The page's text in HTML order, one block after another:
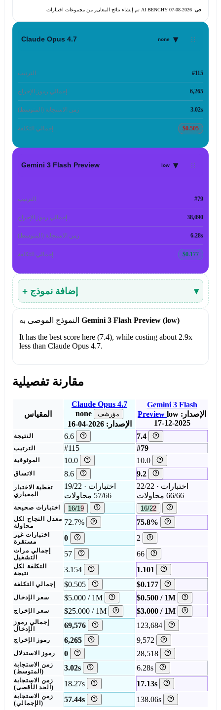
تم إنشاء نتائج المعايير من مجموعات اختبارات AI BENCHY في: 2026-08-07
Claude Opus 4.7 none ▾
الترتيب #115
إجمالي رموز الإخراج 6,265
زمن الاستجابة (المتوسط) 3.02s
إجمالي التكلفة $0.505
Gemini 3 Flash Preview low ▾
الترتيب #79
إجمالي رموز الإخراج 38,090
زمن الاستجابة (المتوسط) 6.28s
إجمالي التكلفة $0.177
+ إضافة نموذج ▾
النموذج الموصى به Gemini 3 Flash Preview (low)
It has the best score here (7.4), while costing about 2.9x
less than Claude Opus 4.7.
مقارنة تفصيلية
المقياس
Claude Opus 4.7
none
مؤرشف
الإصدار: 2026-04-16
Gemini 3 Flash
Preview low الإصدار:
2025-12-17
النتيجة 6.6 7.4
الترتيب #115 #79
الموثوقية 10.0 10.0
الاتساق 8.6 9.2
تغطية الاختبار
المعياري
19/22 اختبارات ·
57/66 محاولات
22/22 اختبارات ·
66/66 محاولات
اختبارات صحيحة 16/19 16/22
معدل النجاح لكل
محاولة
72.7% 75.8%
اختبارات غير
مستقرة
0 2
إجمالي مرات
التشغيل
57 66
التكلفة لكل
نتيجة
3.154 1.101
إجمالي التكلفة $0.505 $0.177
سعر الإدخال $5.000 / 1M $0.500 / 1M
سعر الإخراج $25.000 / 1M $3.000 / 1M
إجمالي رموز
الإدخال
69,576 123,684
رموز الإخراج 6,265 9,572
رموز الاستدلال 0 28,518
زمن الاستجابة
(المتوسط)
3.02s 6.28s
زمن الاستجابة
(الحد الأقصى)
18.27s 17.13s
زمن الاستجابة
(الإجمالي)
57.44s 138.06s